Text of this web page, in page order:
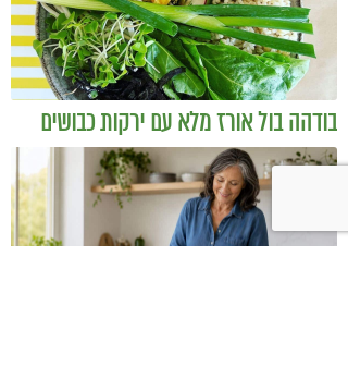
בודהה בול אורז מלא עם ירקות כבושים
ומקושקשת טופו